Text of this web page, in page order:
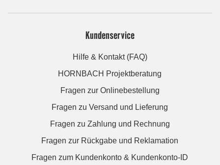
Kundenservice
Hilfe & Kontakt (FAQ)
HORNBACH Projektberatung
Fragen zur Onlinebestellung
Fragen zu Versand und Lieferung
Fragen zu Zahlung und Rechnung
Fragen zur Rückgabe und Reklamation
Fragen zum Kundenkonto & Kundenkonto-ID